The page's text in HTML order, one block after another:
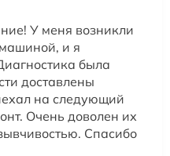
У меня возникли
и я
была
доставлены
на следующий
Очень доволен их
Спасибо